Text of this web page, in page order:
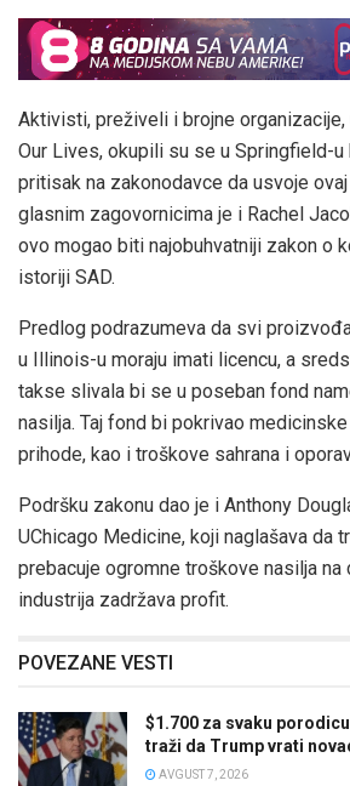
Aktivisti, preživeli i brojne organizacije,
Our Lives, okupili su se u Springfield-
pritisak na zakonodavce da usvoje
glasnim zagovornicima je i Rachel
ovo mogao biti najobuhvatniji zakon o
istoriji SAD.
Predlog podrazumeva da svi
u Illinois-u moraju imati licencu, a
takse slivala bi se u poseban fond
nasilja. Taj fond bi pokrivao
prihode, kao i troškove sahrana i
Podršku zakonu dao je i Anthony
UChicago Medicine, koji naglašava da
prebacuje ogromne troškove nasilja na
industrija zadržava profit.
POVEZANE VESTI
$1.700 za svaku
traži da Trump vrati
AVGUST 7, 2026